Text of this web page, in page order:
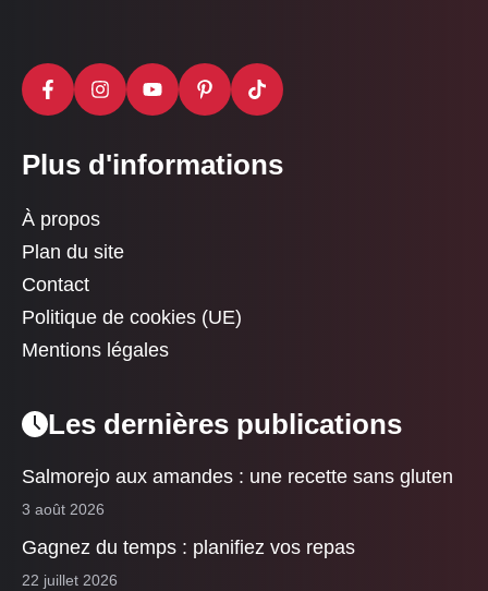
Plus d'informations
À propos
Plan du site
Contact
Politique de cookies (UE)
Mentions légales
Les dernières publications
Salmorejo aux amandes : une recette sans gluten
3 août 2026
Gagnez du temps : planifiez vos repas
22 juillet 2026